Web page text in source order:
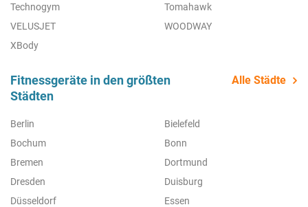
Technogym
Tomahawk
VELUSJET
WOODWAY
XBody
Fitnessgeräte in den größten
Städten
Alle Städte
Berlin
Bielefeld
Bochum
Bonn
Bremen
Dortmund
Dresden
Duisburg
Düsseldorf
Essen